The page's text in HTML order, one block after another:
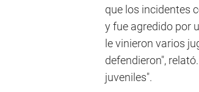
que los incidentes
y fue agredido por
le vinieron varios
defendieron",
juveniles".